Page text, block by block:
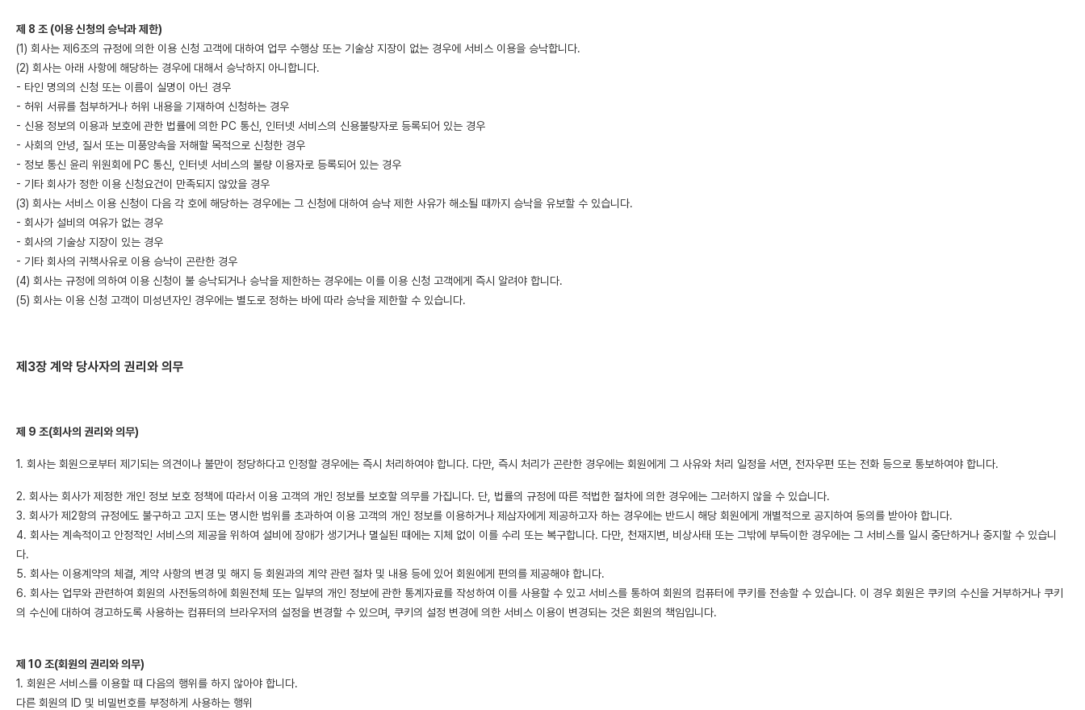
제 8 조 (이용 신청의 승낙과 제한)
(1) 회사는 제6조의 규정에 의한 이용 신청 고객에 대하여 업무 수행상 또는 기술상 지장이 없는 경우에 서비스 이용을 승낙합니다.
(2) 회사는 아래 사항에 해당하는 경우에 대해서 승낙하지 아니합니다.
- 타인 명의의 신청 또는 이름이 실명이 아닌 경우
- 허위 서류를 첨부하거나 허위 내용을 기재하여 신청하는 경우
- 신용 정보의 이용과 보호에 관한 법률에 의한 PC 통신, 인터넷 서비스의 신용불량자로 등록되어 있는 경우
- 사회의 안녕, 질서 또는 미풍양속을 저해할 목적으로 신청한 경우
- 정보 통신 윤리 위원회에 PC 통신, 인터넷 서비스의 불량 이용자로 등록되어 있는 경우
- 기타 회사가 정한 이용 신청요건이 만족되지 않았을 경우
(3) 회사는 서비스 이용 신청이 다음 각 호에 해당하는 경우에는 그 신청에 대하여 승낙 제한 사유가 해소될 때까지 승낙을 유보할 수 있습니다.
- 회사가 설비의 여유가 없는 경우
- 회사의 기술상 지장이 있는 경우
- 기타 회사의 귀책사유로 이용 승낙이 곤란한 경우
(4) 회사는 규정에 의하여 이용 신청이 불 승낙되거나 승낙을 제한하는 경우에는 이를 이용 신청 고객에게 즉시 알려야 합니다.
(5) 회사는 이용 신청 고객이 미성년자인 경우에는 별도로 정하는 바에 따라 승낙을 제한할 수 있습니다.
제3장 계약 당사자의 권리와 의무
제 9 조(회사의 권리와 의무)
1. 회사는 회원으로부터 제기되는 의견이나 불만이 정당하다고 인정할 경우에는 즉시 처리하여야 합니다. 다만, 즉시 처리가 곤란한 경우에는 회원에게 그 사유와 처리 일정을 서면, 전자우편 또는 전화 등으로 통보하여야 합니다.
2. 회사는 회사가 제정한 개인 정보 보호 정책에 따라서 이용 고객의 개인 정보를 보호할 의무를 가집니다. 단, 법률의 규정에 따른 적법한 절차에 의한 경우에는 그러하지 않을 수 있습니다.
3. 회사가 제2항의 규정에도 불구하고 고지 또는 명시한 범위를 초과하여 이용 고객의 개인 정보를 이용하거나 제삼자에게 제공하고자 하는 경우에는 반드시 해당 회원에게 개별적으로 공지하여 동의를 받아야 합니다.
4. 회사는 계속적이고 안정적인 서비스의 제공을 위하여 설비에 장애가 생기거나 멸실된 때에는 지체 없이 이를 수리 또는 복구합니다. 다만, 천재지변, 비상사태 또는 그밖에 부득이한 경우에는 그 서비스를 일시 중단하거나 중지할 수 있습니
다.
5. 회사는 이용계약의 체결, 계약 사항의 변경 및 해지 등 회원과의 계약 관련 절차 및 내용 등에 있어 회원에게 편의를 제공해야 합니다.
6. 회사는 업무와 관련하여 회원의 사전동의하에 회원전체 또는 일부의 개인 정보에 관한 통계자료를 작성하여 이를 사용할 수 있고 서비스를 통하여 회원의 컴퓨터에 쿠키를 전송할 수 있습니다. 이 경우 회원은 쿠키의 수신을 거부하거나 쿠키
의 수신에 대하여 경고하도록 사용하는 컴퓨터의 브라우저의 설정을 변경할 수 있으며, 쿠키의 설정 변경에 의한 서비스 이용이 변경되는 것은 회원의 책임입니다.
제 10 조(회원의 권리와 의무)
1. 회원은 서비스를 이용할 때 다음의 행위를 하지 않아야 합니다.
다른 회원의 ID 및 비밀번호를 부정하게 사용하는 행위